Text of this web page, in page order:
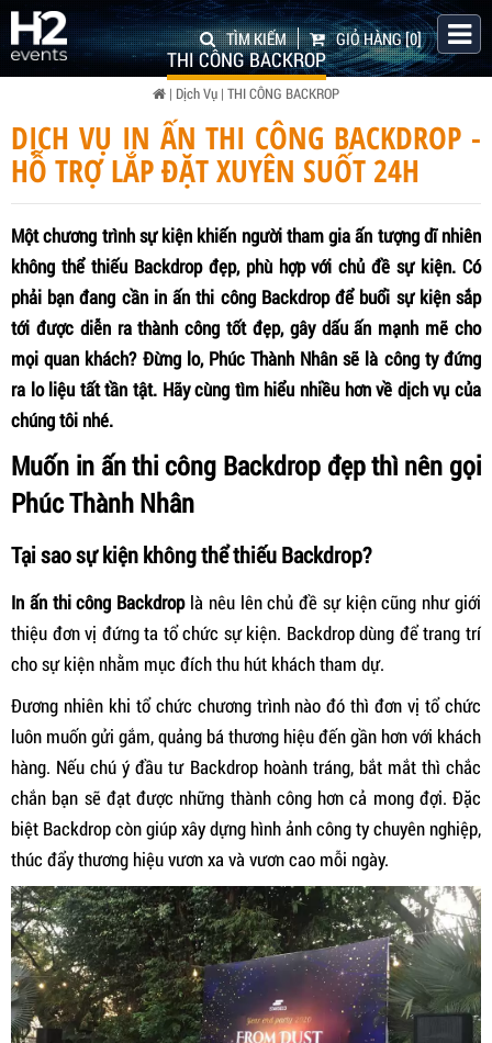
GIỎ HÀNG[0]
TÌM KIẾM
THI CÔNG BACKROP
| Dịch Vụ | THI CÔNG BACKROP
DỊCH VỤ IN ẤN THI CÔNG BACKDROP -
HỖ TRỢ LẮP ĐẶT XUYÊN SUỐT 24H
Một chương trình sự kiện khiến người tham gia ấn tượng dĩ nhiên
không thể thiếu Backdrop đẹp, phù hợp với chủ đề sự kiện. Có
phải bạn đang cần in ấn thi công Backdrop để buổi sự kiện sắp
tới được diễn ra thành công tốt đẹp, gây dấu ấn mạnh mẽ cho
mọi quan khách? Đừng lo, Phúc Thành Nhân sẽ là công ty đứng
ra lo liệu tất tần tật. Hãy cùng tìm hiểu nhiều hơn về dịch vụ của
chúng tôi nhé.
Muốn in ấn thi công Backdrop đẹp thì nên gọi
Phúc Thành Nhân
Tại sao sự kiện không thể thiếu Backdrop?
In ấn thi công Backdrop là nêu lên chủ đề sự kiện cũng như giới
thiệu đơn vị đứng ta tổ chức sự kiện. Backdrop dùng để trang trí
cho sự kiện nhằm mục đích thu hút khách tham dự.
Đương nhiên khi tổ chức chương trình nào đó thì đơn vị tổ chức
luôn muốn gửi gắm, quảng bá thương hiệu đến gần hơn với khách
hàng. Nếu chú ý đầu tư Backdrop hoành tráng, bắt mắt thì chắc
chắn bạn sẽ đạt được những thành công hơn cả mong đợi. Đặc
biệt Backdrop còn giúp xây dựng hình ảnh công ty chuyên nghiệp,
thúc đẩy thương hiệu vươn xa và vươn cao mỗi ngày.